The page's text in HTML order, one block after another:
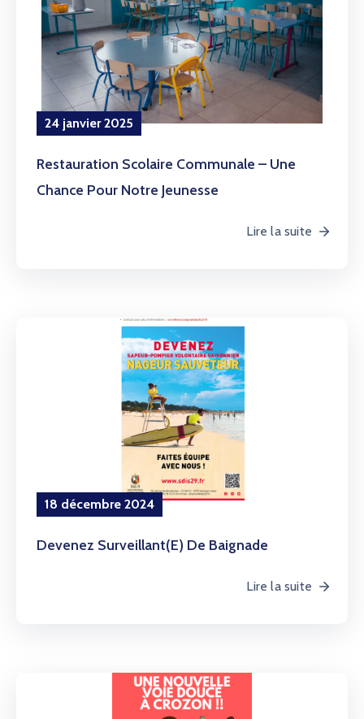
24 janvier 2025
Restauration Scolaire Communale – Une
Chance Pour Notre Jeunesse
Lire la suite
18 décembre 2024
Devenez Surveillant(e) De Baignade
Lire la suite